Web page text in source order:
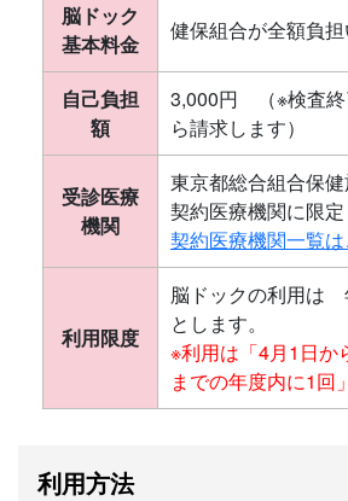
脳ドック
基本料金
健保組合が全額負担
自己負担
額
3,000円 （※検査
ら請求します）
受診医療
機関
東京都総合組合保
契約医療機関に限定
契約医療機関一覧
利用限度
脳ドックの利用
とします。
※利用は「4月1日か
までの年度内に1回」
利用方法